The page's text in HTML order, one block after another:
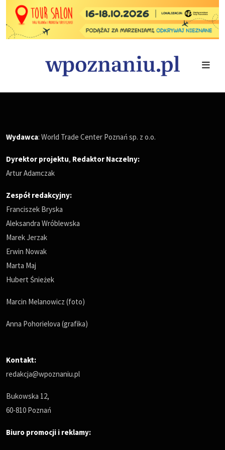
Wydawca: World Trade Center Poznań sp. z o.o.
Dyrektor projektu, Redaktor Naczelny:
Artur Adamczak
Zespół redakcyjny:
Franciszek Bryska
Aleksandra Wróblewska
Marek Jerzak
Erwin Nowak
Marta Maj
Hubert Śnieżek
Marcin Melanowicz (foto)
Anna Pohorielova (grafika)
Kontakt:
redakcja@wpoznaniu.pl
Bukowska 12,
60-810 Poznań
Biuro promocji i reklamy: